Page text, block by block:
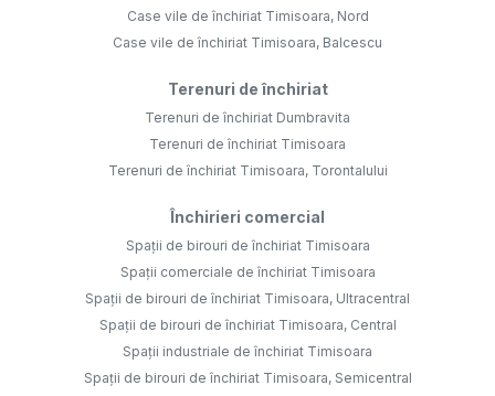
Case vile de închiriat Timisoara, Nord
Case vile de închiriat Timisoara, Balcescu
Terenuri de închiriat
Terenuri de închiriat Dumbravita
Terenuri de închiriat Timisoara
Terenuri de închiriat Timisoara, Torontalului
Închirieri comercial
Spații de birouri de închiriat Timisoara
Spații comerciale de închiriat Timisoara
Spații de birouri de închiriat Timisoara, Ultracentral
Spații de birouri de închiriat Timisoara, Central
Spații industriale de închiriat Timisoara
Spații de birouri de închiriat Timisoara, Semicentral